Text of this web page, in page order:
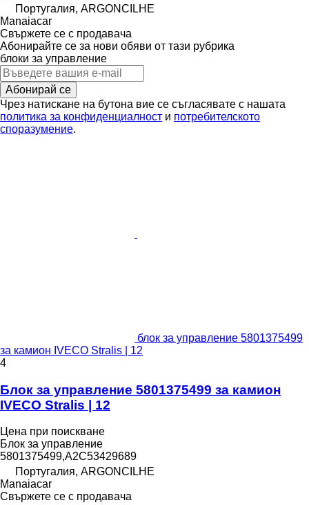
Португалия, ARGONCILHE
Manaiacar
Свържете се с продавача
Абонирайте се за нови обяви от тази рубрика
блоки за управление
Абонирай се
Чрез натискане на бутона вие се съгласявате с нашата
политика за конфиденциалност и потребителското
споразумение.
блок за управление 5801375499
за камион IVECO Stralis | 12
4
Блок за управление 5801375499 за камион
IVECO Stralis | 12
Цена при поискване
Блок за управление
5801375499,A2C53429689
Португалия, ARGONCILHE
Manaiacar
Свържете се с продавача